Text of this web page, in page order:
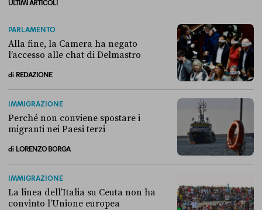
ULTIMI ARTICOLI
PARLAMENTO
Alla fine, la Camera ha negato
l’accesso alle chat di Delmastro
di REDAZIONE
IMMIGRAZIONE
Perché non conviene spostare i
migranti nei Paesi terzi
di LORENZO BORGA
IMMIGRAZIONE
La linea dell’Italia su Ceuta non ha
convinto l’Unione europea